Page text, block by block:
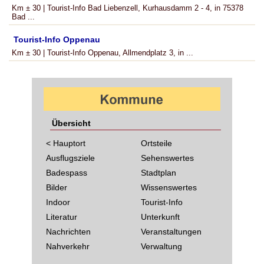
Km ± 30 | Tourist-Info Bad Liebenzell, Kurhausdamm 2 - 4, in 75378
Bad ...
Tourist-Info Oppenau
Km ± 30 | Tourist-Info Oppenau, Allmendplatz 3, in ...
Übersicht
< Hauptort
Ausflugsziele
Badespass
Bilder
Indoor
Literatur
Nachrichten
Nahverkehr
Ortsteile
Sehenswertes
Stadtplan
Wissenswertes
Tourist-Info
Unterkunft
Veranstaltungen
Verwaltung